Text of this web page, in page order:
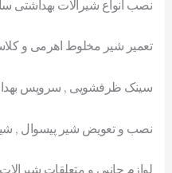
نصب انواع شیرالات بهداشتی
تعمیر شیر مخلوط اهرمی و
سینک ظرفشویی , سرویس
نصب و تعویض شیر پیسوال ,
لوازم جانبی و متعلقات شیرالات